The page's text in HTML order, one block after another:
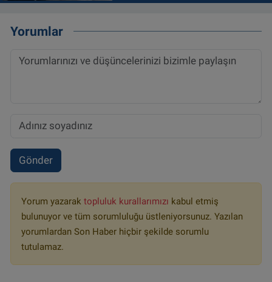
Yorumlar
Gönder
Yorum yazarak topluluk kurallarımızı kabul etmiş
bulunuyor ve tüm sorumluluğu üstleniyorsunuz. Yazılan
yorumlardan Son Haber hiçbir şekilde sorumlu
tutulamaz.